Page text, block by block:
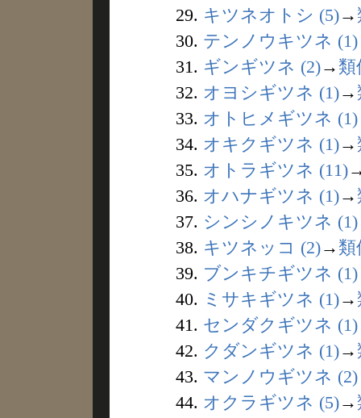
29. キツネオトシ (5)→
30. テンノウキツネ (1)
31. ギンギツネ (2)→ 類
32. オヨシギツネ (1)→
33. オトヒメギツネ (1)
34. オキクギツネ (1)→
35. オトラギツネ (11)
36. オハナギツネ (1)→
37. シンシノキツネ (1)
38. キツネッコ (2)→ 類
39. ブンキチギツネ (1)
40. ミサキギツネ (1)→
41. センダクギツネ (1)
42. クダンギツネ (1)→
43. マンノウギツネ (2)
44. オクラギツネ (5)→